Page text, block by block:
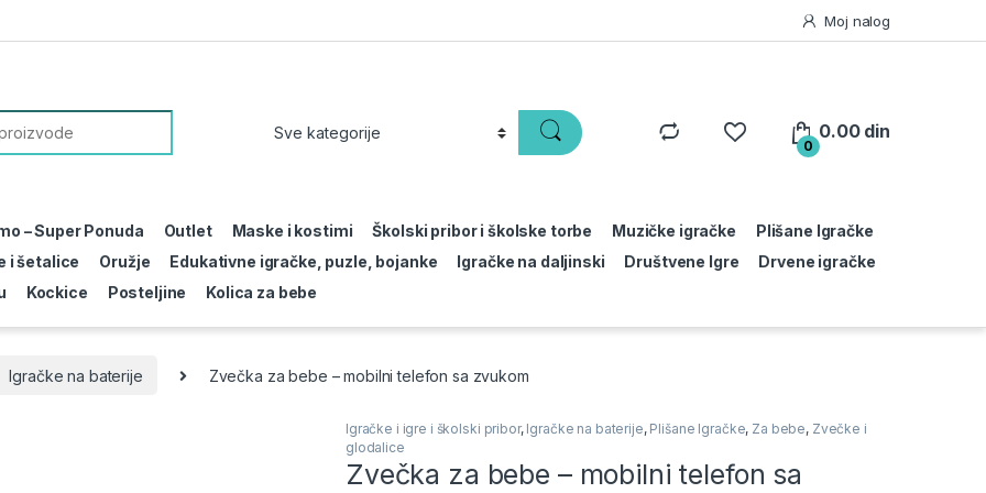
Moj nalog
0
0.00 din
– Super Ponuda Outlet Maske i kostimi Školski pribor i školske torbe Muzičke igračke
Plišane Igračke
i šetalice
Oružje Edukativne igračke, puzle, bojanke Igračke na daljinski Društvene Igre
Drvene igračke
Kockice Posteljine Kolica za bebe
Igračke na baterije Zvečka za bebe – mobilni telefon sa zvukom
Igračke i igre i školski pribor, Igračke na baterije, Plišane Igračke, Za bebe, Zvečke i
glodalice
Zvečka za bebe – mobilni telefon sa